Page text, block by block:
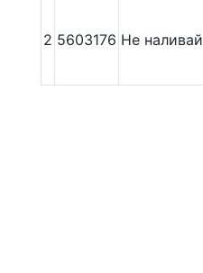
2 5603176 Не наливай